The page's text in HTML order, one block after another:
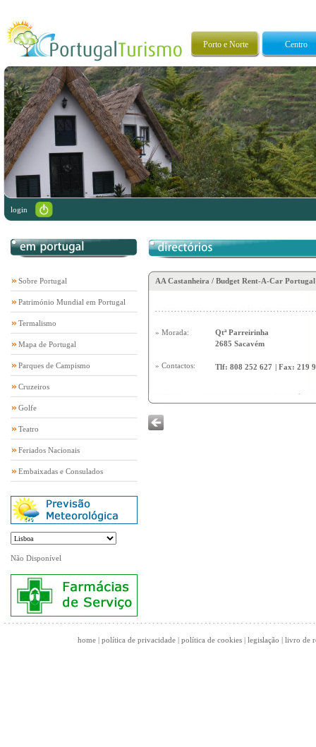
Porto e Norte Centro
login
Sobre Portugal
Património Mundial em Portugal
Termalismo
Mapa de Portugal
Parques de Campismo
Cruzeiros
Golfe
Teatro
Feriados Nacionais
Embaixadas e Consulados
Não Disponível
AA Castanheira / Budget Rent-A-Car Portugal
» Morada:
Qtª Parreirinha
2685 Sacavém
» Contactos: Tlf: 808 252 627 | Fax: 219
home | política de privacidade | política de cookies | legislação | livro de